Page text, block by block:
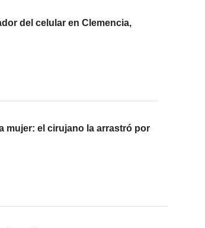
del celular en Clemencia,
mujer: el cirujano la arrastró por